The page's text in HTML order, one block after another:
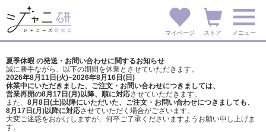
マイページ ストア メニュー
夏季休暇 の発送・お問い合わせに関するお知らせ
誠に勝手ながら、以下の期間を休業とさせていただきます。
2026年8月11日(火)~2026年8月16日(日)
休業中にいただきました、ご注文・お問い合わせにつきましては、
営業再開の8月17日(月)以降、順に対応させていただきます。
また、 8月8日(土)以降にいただいた、ご注文・ お問い合わせにつきましても、
8月17日(月)以降に対応させていただく場合がございます。
大変ご迷惑をおかけしますが、 何卒ご了承くださいますようお願い申し上げま
す。